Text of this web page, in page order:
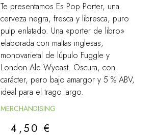
Te presentamos Es Pop Porter, una
cerveza negra, fresca y libresca, puro
pulp enlatado. Una «porter de libro»
elaborada con maltas inglesas,
monovarietal de lúpulo Fuggle y
London Ale Wyeast. Oscura, con
carácter, pero bajo amargor y 5 % ABV,
ideal para el trago largo.
MERCHANDISING
4,50€